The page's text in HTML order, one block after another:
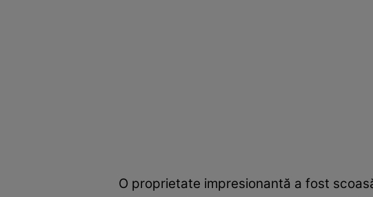
O proprietate impresionantă a fost